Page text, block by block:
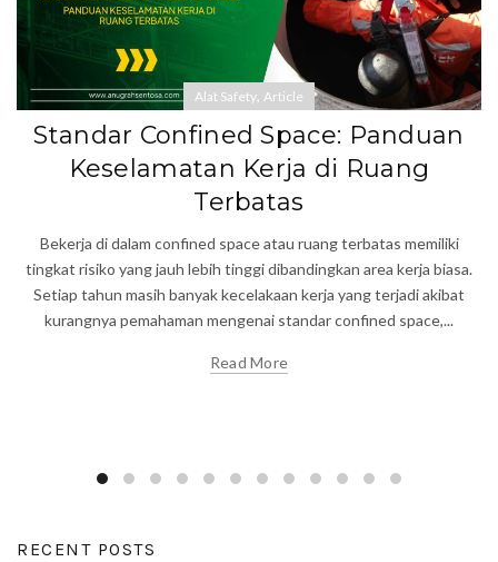
Alat Safety, Article
Standar Confined Space: Panduan
Keselamatan Kerja di Ruang
Terbatas
Bekerja di dalam confined space atau ruang terbatas memiliki
tingkat risiko yang jauh lebih tinggi dibandingkan area kerja biasa.
Setiap tahun masih banyak kecelakaan kerja yang terjadi akibat
kurangnya pemahaman mengenai standar confined space,...
Read More
RECENT POSTS